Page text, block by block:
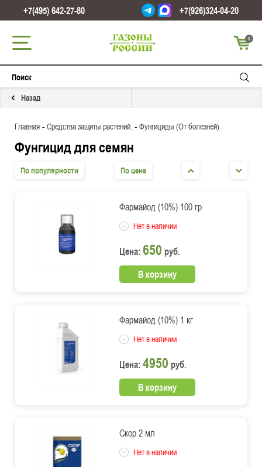
+7(495) 642-27-80 +7(926)324-04-20
0
Назад
Главная - Средства защиты растений. - Фунгициды (От болезней)
Фунгицид для семян
По популярности По цене
Фармайод (10%) 100 гр
Нет в наличии
Цена: 650 руб.
В корзину
Фармайод (10%) 1 кг
Нет в наличии
Цена: 4950 руб.
В корзину
Скор 2 мл
Нет в наличии